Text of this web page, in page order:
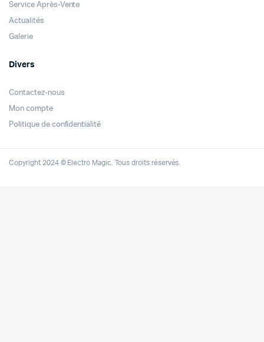
Service Après-Vente
Actualités
Galerie
Divers
Contactez-nous
Mon compte
Politique de confidentialité
Copyright 2024 © Electro Magic. Tous droits réservés.